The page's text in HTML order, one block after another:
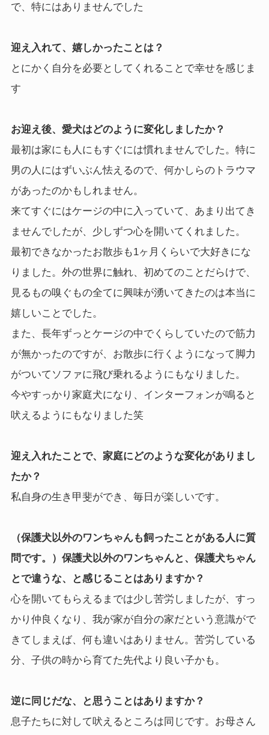
で、特にはありませんでした
迎え入れて、嬉しかったことは？
とにかく自分を必要としてくれることで幸せを感じま
す
お迎え後、愛犬はどのように変化しましたか？
最初は家にも人にもすぐには慣れませんでした。特に
男の人にはずいぶん怯えるので、何かしらのトラウマ
があったのかもしれません。
来てすぐにはケージの中に入っていて、あまり出てき
ませんでしたが、少しずつ心を開いてくれました。
最初できなかったお散歩も1ヶ月くらいで大好きにな
りました。外の世界に触れ、初めてのことだらけで、
見るもの嗅ぐもの全てに興味が湧いてきたのは本当に
嬉しいことでした。
また、長年ずっとケージの中でくらしていたので筋力
が無かったのですが、お散歩に行くようになって脚力
がついてソファに飛び乗れるようにもなりました。
今やすっかり家庭犬になり、インターフォンが鳴ると
吠えるようにもなりました笑
迎え入れたことで、家庭にどのような変化がありまし
たか？
私自身の生き甲斐ができ、毎日が楽しいです。
（保護犬以外のワンちゃんも飼ったことがある人に質
問です。）保護犬以外のワンちゃんと、保護犬ちゃん
とで違うな、と感じることはありますか？
心を開いてもらえるまでは少し苦労しましたが、すっ
かり仲良くなり、我が家が自分の家だという意識がで
きてしまえば、何も違いはありません。苦労している
分、子供の時から育てた先代より良い子かも。
逆に同じだな、と思うことはありますか？
息子たちに対して吠えるところは同じです。お母さん